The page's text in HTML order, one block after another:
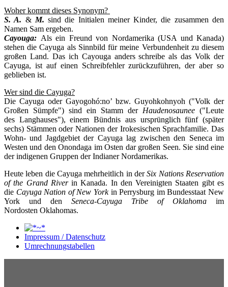
Woher kommt dieses Synonym?
S. A. &M. sind die Initialen meiner Kinder, die zusammen den
Namen Sam ergeben.
Cayouga: Als ein Freund von Nordamerika (USA und Kanada)
stehen die Cayuga als Sinnbild für meine Verbundenheit zu diesem
großen Land. Das ich Cayouga anders schreibe als das Volk der
Cayuga, ist auf einen Schreibfehler zurückzuführen, der aber so
geblieben ist.
Wer sind die Cayuga?
Die Cayuga oder Gayogohó:no’ bzw. Guyohkohnyoh ("Volk der
Großen Sümpfe") sind ein Stamm der Haudenosaunee ("Leute
des Langhauses"), einem Bündnis aus ursprünglich fünf (später
sechs) Stämmen oder Nationen der Irokesischen Sprachfamilie. Das
Wohn- und Jagdgebiet der Cayuga lag zwischen den Seneca im
Westen und den Onondaga im Osten dar großen Seen. Sie sind eine
der indigenen Gruppen der Indianer Nordamerikas.
Heute leben die Cayuga mehrheitlich in derSix Nations Reservation
of the Grand Riverin Kanada. In den Vereinigten Staaten gibt es
die Cayuga Nation of New Yorkin Perrysburg im Bundesstaat New
York und den Seneca-Cayuga Tribe of Oklahoma im
Nordosten Oklahomas.
Impressum / Datenschutz
Umrechnungstabellen